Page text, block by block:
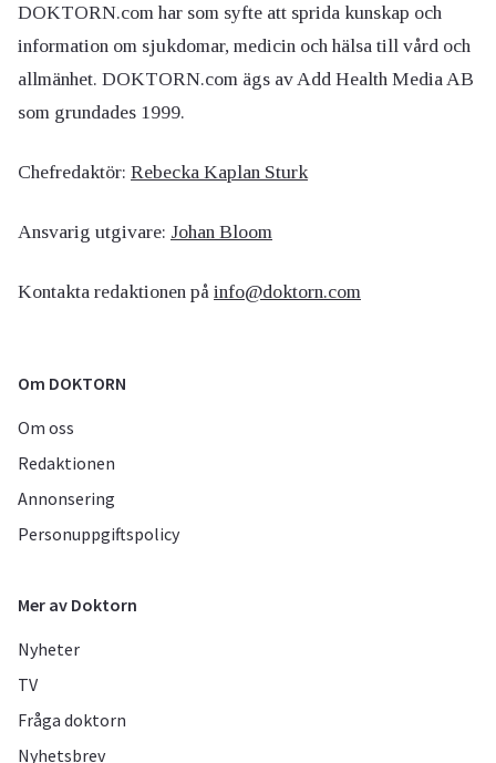
DOKTORN.com har som syfte att sprida kunskap och
information om sjukdomar, medicin och hälsa till vård och
allmänhet. DOKTORN.com ägs av Add Health Media AB
som grundades 1999.
Chefredaktör: Rebecka Kaplan Sturk
Ansvarig utgivare: Johan Bloom
Kontakta redaktionen på info@doktorn.com
Om DOKTORN
Om oss
Redaktionen
Annonsering
Personuppgiftspolicy
Mer av Doktorn
Nyheter
TV
Fråga doktorn
Nyhetsbrev